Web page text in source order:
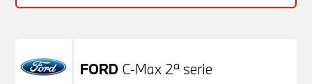
FORD C-Max 2ª serie